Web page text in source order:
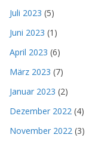
Juli 2023 (5)
Juni 2023 (1)
April 2023 (6)
März 2023 (7)
Januar 2023 (2)
Dezember 2022 (4)
November 2022 (3)